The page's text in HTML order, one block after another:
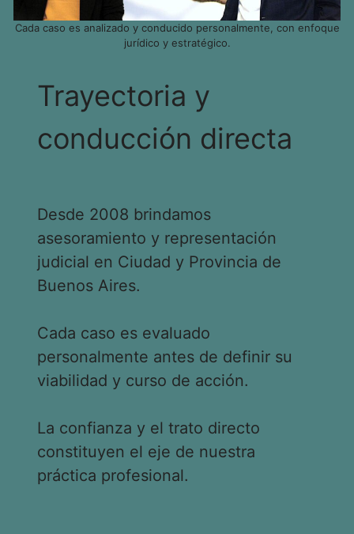
Cada caso es analizado y conducido personalmente, con enfoque
jurídico y estratégico.
Trayectoria y
conducción directa
Desde 2008 brindamos
asesoramiento y representación
judicial en Ciudad y Provincia de
Buenos Aires.
Cada caso es evaluado
personalmente antes de definir su
viabilidad y curso de acción.
La confianza y el trato directo
constituyen el eje de nuestra
práctica profesional.